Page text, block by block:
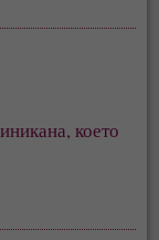
което